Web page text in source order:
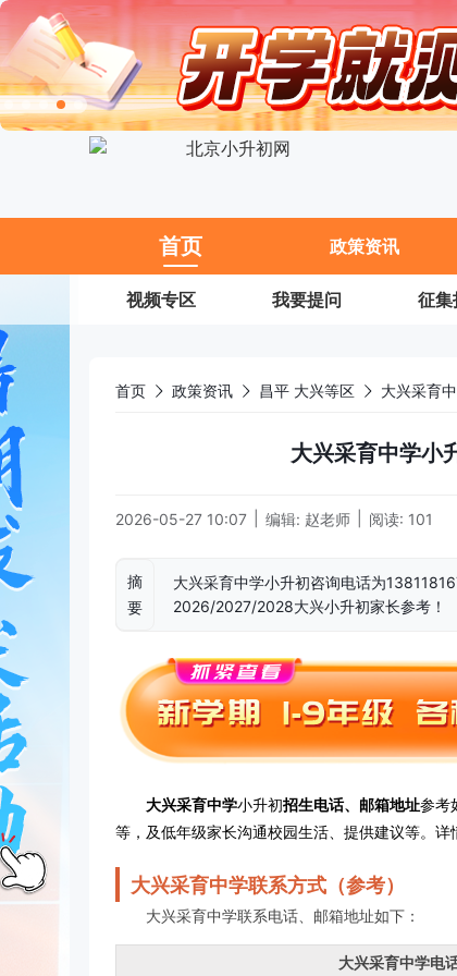
首页 政策资讯
视频专区 我要提问 征集
首页 政策资讯 昌平 大兴等区 大兴采育
大兴采育中学小
2026-05-27 10:07 编辑: 赵老师 阅读: 101
摘
要
大兴采育中学小升初咨询电话为
2026/2027/2028大兴小升初家长参考！
大兴采育中学小升初招生电话、邮箱地址参考
等，及低年级家长沟通校园生活、提供建议等。详
大兴采育中学联系方式（参考）
大兴采育中学联系电话、邮箱地址如下：
大兴采育中学电